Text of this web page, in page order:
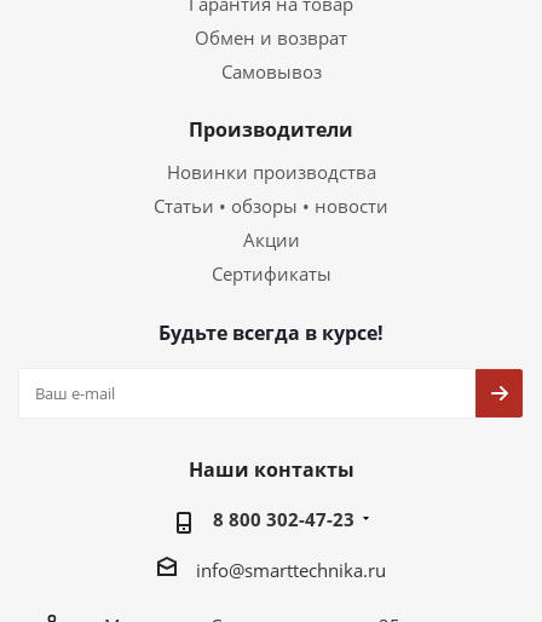
Обмен и возврат
Самовывоз
Производители
Новинки производства
Статьи • обзоры • новости
Акции
Сертификаты
Будьте всегда в курсе!
Наши контакты
8 800 302-47-23
info@smarttechnika.ru